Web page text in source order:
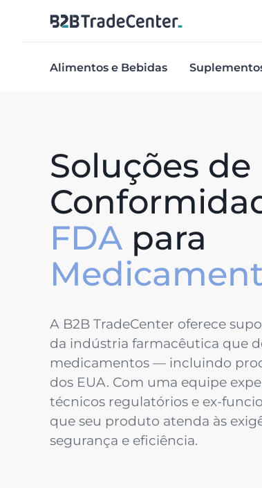
Alimentos e Bebidas
Soluções de
FDA para
A B2B TradeCenter oferece
da indústria farmacêutica que
medicamentos — incluindo
dos EUA. Com uma equipe
técnicos regulatórios e ex-
que seu produto atenda às
segurança e eficiência.